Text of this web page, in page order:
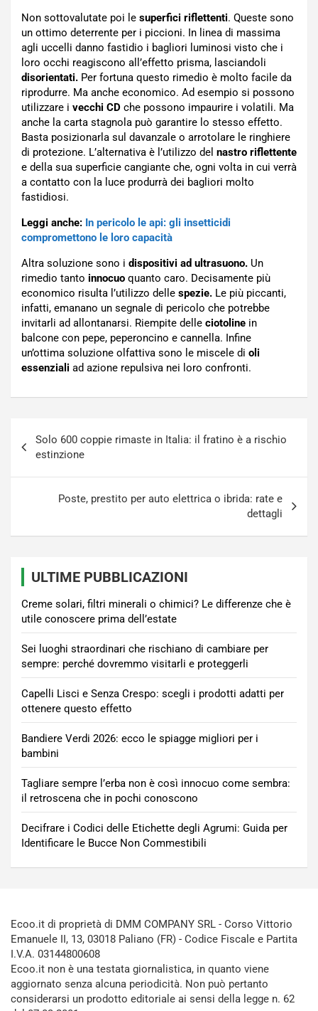
Non sottovalutate poi le superfici riflettenti. Queste sono
un ottimo deterrente per i piccioni. In linea di massima
agli uccelli danno fastidio i bagliori luminosi visto che i
loro occhi reagiscono all’effetto prisma, lasciandoli
disorientati. Per fortuna questo rimedio è molto facile da
riprodurre. Ma anche economico. Ad esempio si possono
utilizzare i vecchi CD che possono impaurire i volatili. Ma
anche la carta stagnola può garantire lo stesso effetto.
Basta posizionarla sul davanzale o arrotolare le ringhiere
di protezione. L’alternativa è l’utilizzo del nastro riflettente
e della sua superficie cangiante che, ogni volta in cui verrà
a contatto con la luce produrrà dei bagliori molto
fastidiosi.
Leggi anche: In pericolo le api: gli insetticidi
compromettono le loro capacità
Altra soluzione sono i dispositivi ad ultrasuono. Un
rimedio tanto innocuo quanto caro. Decisamente più
economico risulta l’utilizzo delle spezie. Le più piccanti,
infatti, emanano un segnale di pericolo che potrebbe
invitarli ad allontanarsi. Riempite delle ciotoline in
balcone con pepe, peperoncino e cannella. Infine
un’ottima soluzione olfattiva sono le miscele di oli
essenziali ad azione repulsiva nei loro confronti.
articoli
Solo 600 coppie rimaste in Italia: il fratino è a rischio
estinzione
Poste, prestito per auto elettrica o ibrida: rate e
dettagli
ULTIME PUBBLICAZIONI
Creme solari, filtri minerali o chimici? Le differenze che è
utile conoscere prima dell’estate
Sei luoghi straordinari che rischiano di cambiare per
sempre: perché dovremmo visitarli e proteggerli
Capelli Lisci e Senza Crespo: scegli i prodotti adatti per
ottenere questo effetto
Bandiere Verdi 2026: ecco le spiagge migliori per i
bambini
Tagliare sempre l’erba non è così innocuo come sembra:
il retroscena che in pochi conoscono
Decifrare i Codici delle Etichette degli Agrumi: Guida per
Identificare le Bucce Non Commestibili
Ecoo.it di proprietà di DMM COMPANY SRL - Corso Vittorio
Emanuele II, 13, 03018 Paliano (FR) - Codice Fiscale e Partita
I.V.A. 03144800608
Ecoo.it non è una testata giornalistica, in quanto viene
aggiornato senza alcuna periodicità. Non può pertanto
considerarsi un prodotto editoriale ai sensi della legge n. 62